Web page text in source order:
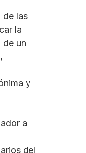
de las
la
de un
y
a
del